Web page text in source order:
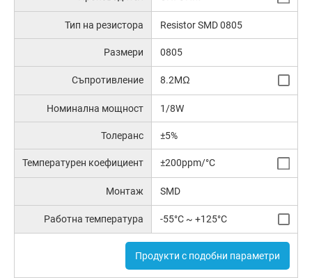
Тип на резистора Resistor SMD 0805
Размери 0805
Съпротивление 8.2MΩ
Номинална мощност 1/8W
Толеранс ±5%
Температурен коефициент ±200ppm/°C
Монтаж SMD
Работна температура -55°C ~ +125°C
Продукти с подобни параметри